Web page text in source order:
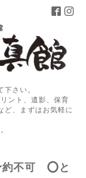
さい。
ント、遺影、保育
ど、まずはお気軽に
約不可 ⭕️と